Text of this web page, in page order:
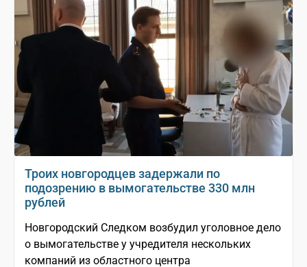
Троих новгородцев задержали по
подозрению в вымогательстве 330 млн
рублей
Новгородский Следком возбудил уголовное дело
о вымогательстве у учредителя нескольких
компаний из областного центра